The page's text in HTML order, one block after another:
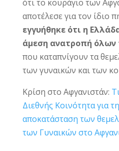
ότι το κουράγιο των
αποτέλεσε για τον ίδιο
εγγυήθηκε ότι η
άμεση ανατροπή όλων
που καταπνίγουν τα
των γυναικών και των
Κρίση στο Αφγανιστάν:
Διεθνής Κοινότητα για
αποκατάσταση των
των Γυναικών στο